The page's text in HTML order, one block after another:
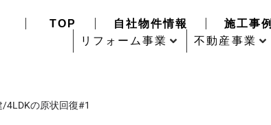
TOP 自社物件情報 施工事例
リフォーム事業
不動産事業
4LDKの原状回復#1